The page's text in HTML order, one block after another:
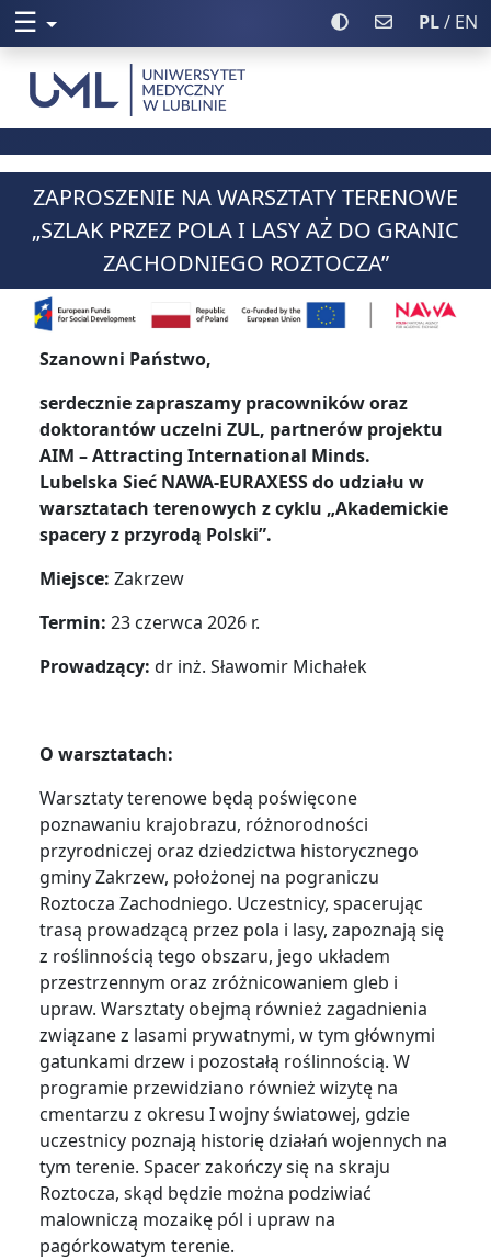
PL/ EN
Poczta UML
Włącz wysoki
☰ Rozwiń menu
Uniwersytet Medyczny w Lublinie
ZAPROSZENIE NA WARSZTATY TERENOWE
„SZLAK PRZEZ POLA I LASY AŻ DO GRANIC
ZACHODNIEGO ROZTOCZA”
Szanowni Państwo,
serdecznie zapraszamy pracowników oraz
doktorantów uczelni ZUL, partnerów projektu
AIM – Attracting International Minds.
Lubelska Sieć NAWA-EURAXESS do udziału w
warsztatach terenowych z cyklu „Akademickie
spacery z przyrodą Polski”.
Miejsce: Zakrzew
Termin: 23 czerwca 2026 r.
Prowadzący: dr inż. Sławomir Michałek
O warsztatach:
Warsztaty terenowe będą poświęcone
poznawaniu krajobrazu, różnorodności
przyrodniczej oraz dziedzictwa historycznego
gminy Zakrzew, położonej na pograniczu
Roztocza Zachodniego. Uczestnicy, spacerując
trasą prowadzącą przez pola i lasy, zapoznają się
z roślinnością tego obszaru, jego układem
przestrzennym oraz zróżnicowaniem gleb i
upraw. Warsztaty obejmą również zagadnienia
związane z lasami prywatnymi, w tym głównymi
gatunkami drzew i pozostałą roślinnością. W
programie przewidziano również wizytę na
cmentarzu z okresu I wojny światowej, gdzie
uczestnicy poznają historię działań wojennych na
tym terenie. Spacer zakończy się na skraju
Roztocza, skąd będzie można podziwiać
malowniczą mozaikę pól i upraw na
pagórkowatym terenie.